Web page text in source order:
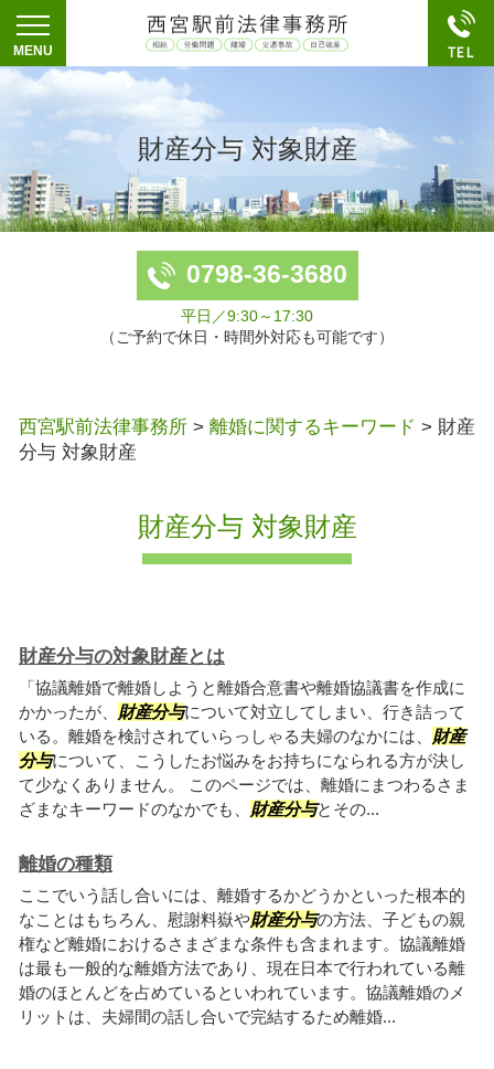
財産分与 対象財産
0798-36-3680
平日／9:30～17:30
（ご予約で休日・時間外対応も可能です）
西宮駅前法律事務所 > 離婚に関するキーワード > 財産
分与 対象財産
財産分与 対象財産
財産分与の対象財産とは
「協議離婚で離婚しようと離婚合意書や離婚協議書を作成に
かかったが、 財産分与について対立してしまい、行き詰って
いる。離婚を検討されていらっしゃる夫婦のなかには、 財産
分与について、こうしたお悩みをお持ちになられる方が決し
て少なくありません。 このページでは、離婚にまつわるさま
ざまなキーワードのなかでも、 財産分与とその...
離婚の種類
ここでいう話し合いには、離婚するかどうかといった根本的
なことはもちろん、慰謝料嶽や財産分与の方法、子どもの親
権など離婚におけるさまざまな条件も含まれます。協議離婚
は最も一般的な離婚方法であり、現在日本で行われている離
婚のほとんどを占めているといわれています。協議離婚のメ
リットは、夫婦間の話し合いで完結するため離婚...